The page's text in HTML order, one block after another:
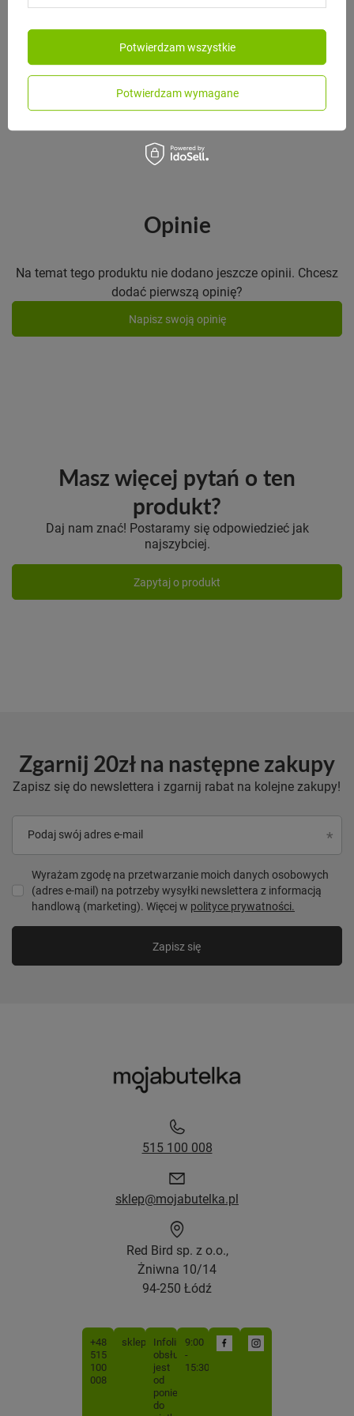
B.BOX
B.Box Snackbox Pojemnik na
przekąski Blue Slate
Opinie
Na temat tego produktu nie dodano jeszcze opinii. Chcesz
dodać pierwszą opinię?
Napisz swoją opinię
Masz więcej pytań o ten
produkt?
Daj nam znać! Postaramy się odpowiedzieć jak
najszybciej.
Zapytaj o produkt
Zgarnij 20zł na następne zakupy
Zapisz się do newslettera i zgarnij rabat na kolejne zakupy!
Podaj swój adres e-mail
Wyrażam zgodę na przetwarzanie moich danych osobowych
(adres e-mail) na potrzeby wysyłki newslettera z informacją
handlową (marketing). Więcej w polityce prywatności.
Zapisz się
515 100 008
sklep@mojabutelka.pl
Red Bird sp. z o.o.,
Żniwna 10/14
94-250 Łódź
+48
515
100
008
sklep@mojabutelka.pl
Infolinia
obsługiwana
jest
od
poniedziałku
do
9:00
-
15:30
Potwierdzam wymagane
Potwierdzam wszystkie